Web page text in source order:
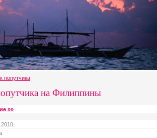
попутчика
на Филиппины
»»